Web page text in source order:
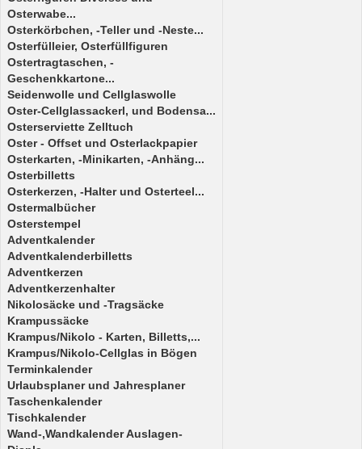
Osterwabe...
Osterkörbchen, -Teller und -Neste...
Osterfülleier, Osterfüllfiguren
Ostertragtaschen, -
Geschenkkartone...
Seidenwolle und Cellglaswolle
Oster-Cellglassackerl, und Bodensa...
Osterserviette Zelltuch
Oster - Offset und Osterlackpapier
Osterkarten, -Minikarten, -Anhäng...
Osterbilletts
Osterkerzen, -Halter und Osterteel...
Ostermalbücher
Osterstempel
Adventkalender
Adventkalenderbilletts
Adventkerzen
Adventkerzenhalter
Nikolosäcke und -Tragsäcke
Krampussäcke
Krampus/Nikolo - Karten, Billetts,...
Krampus/Nikolo-Cellglas in Bögen
Terminkalender
Urlaubsplaner und Jahresplaner
Taschenkalender
Tischkalender
Wand-,Wandkalender Auslagen-